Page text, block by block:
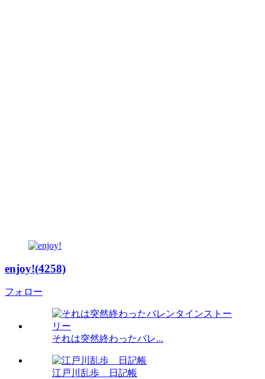
enjoy!(4258)
フォロー
それは突然終わったバレ...
江戸川乱歩 日記帳